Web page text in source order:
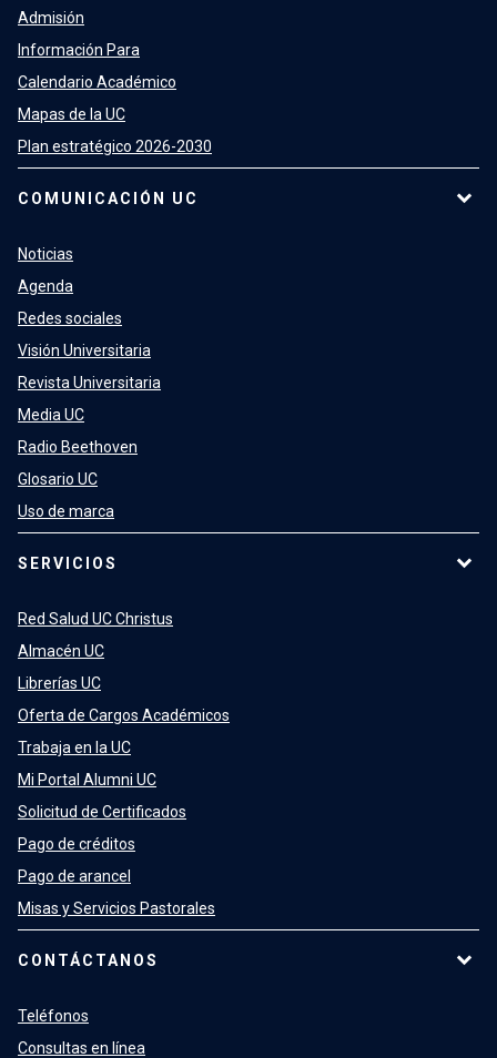
Admisión
Información Para
Calendario Académico
Mapas de la UC
Plan estratégico 2026-2030
COMUNICACIÓN UC
Noticias
Agenda
Redes sociales
Visión Universitaria
Revista Universitaria
Media UC
Radio Beethoven
Glosario UC
Uso de marca
SERVICIOS
Red Salud UC Christus
Almacén UC
Librerías UC
Oferta de Cargos Académicos
Trabaja en la UC
Mi Portal Alumni UC
Solicitud de Certificados
Pago de créditos
Pago de arancel
Misas y Servicios Pastorales
CONTÁCTANOS
Teléfonos
Consultas en línea